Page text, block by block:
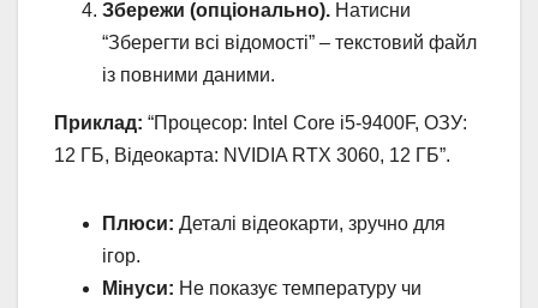
Збережи (опціонально). Натисни
“Зберегти всі відомості” – текстовий файл
із повними даними.
Приклад: “Процесор: Intel Core i5-9400F, ОЗУ:
12 ГБ, Відеокарта: NVIDIA RTX 3060, 12 ГБ”.
Плюси: Деталі відеокарти, зручно для
ігор.
Мінуси: Не показує температуру чи